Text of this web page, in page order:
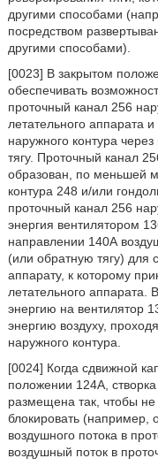
другими способами
посредством
другими способами).
[0023] В закрытом
обеспечивать
проточный канал 256
летательного аппарата
наружного контура
тягу. Проточный канал
образован, по меньшей
контура 248 и/или
проточный канал 256
энергия вентилятором
направлении 140А
(или обратную тягу) для
аппарату, к которому
летательного аппарата.
энергию на вентилятор
энергию воздуху,
наружного контура.
[0024] Когда сдвижной
положении 124А,
размещена так, чтобы
блокировать (например,
воздушного потока в
воздушный поток в